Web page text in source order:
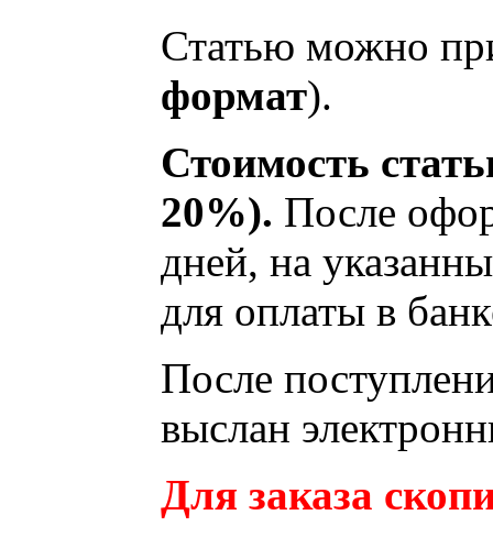
Статью можно
формат).
Стоимость
20%). После
дней, на
для оплаты в
После
выслан
Для заказа